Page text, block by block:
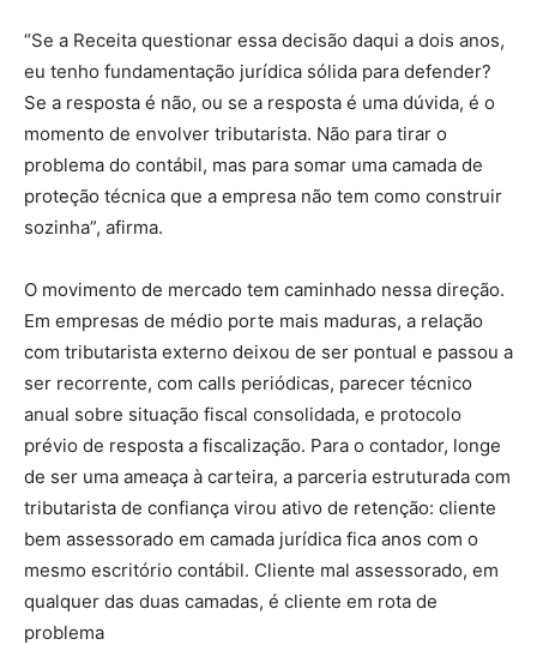
“Se a Receita questionar essa decisão daqui a dois anos,
eu tenho fundamentação jurídica sólida para defender?
Se a resposta é não, ou se a resposta é uma dúvida, é o
momento de envolver tributarista. Não para tirar o
problema do contábil, mas para somar uma camada de
proteção técnica que a empresa não tem como construir
sozinha”, afirma.
O movimento de mercado tem caminhado nessa direção.
Em empresas de médio porte mais maduras, a relação
com tributarista externo deixou de ser pontual e passou a
ser recorrente, com calls periódicas, parecer técnico
anual sobre situação fiscal consolidada, e protocolo
prévio de resposta a fiscalização. Para o contador, longe
de ser uma ameaça à carteira, a parceria estruturada com
tributarista de confiança virou ativo de retenção: cliente
bem assessorado em camada jurídica fica anos com o
mesmo escritório contábil. Cliente mal assessorado, em
qualquer das duas camadas, é cliente em rota de
problema